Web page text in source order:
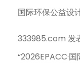
国际环保公益设
333985.com 发
“2026EPACC·